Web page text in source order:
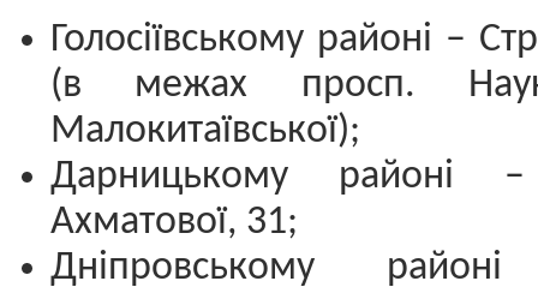
Голосіївському районі –
(в межах просп.
Малокитаївської);
Дарницькому районі
Ахматової, 31;
Дніпровському